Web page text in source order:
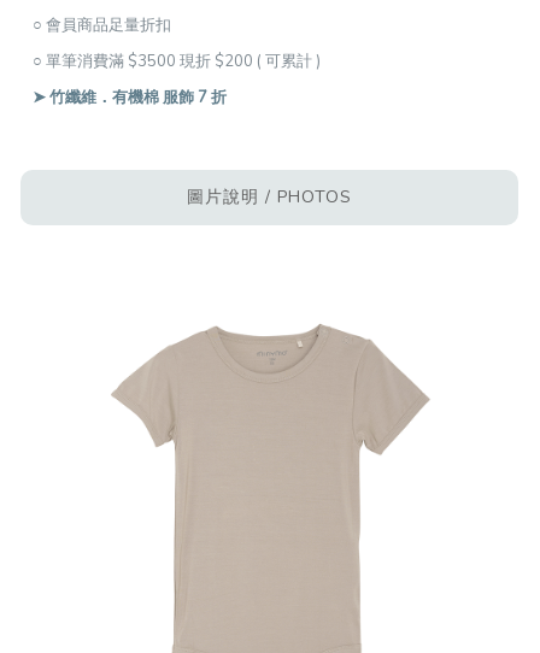
○ 會員商品足量折扣
○ 單筆消費滿 $3500 現折 $200 ( 可累計 )
➤ 竹纖維．有機棉 服飾 7 折
圖片說明 / PHOTOS